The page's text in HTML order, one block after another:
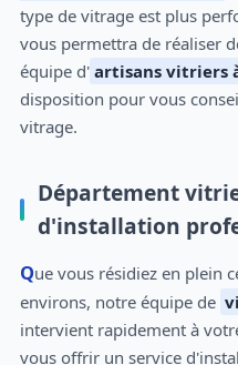
type de vitrage est plus
vous permettra de réaliser
équipe d' artisans vitriers
disposition pour vous
vitrage.
Département
d'installation
Que vous résidiez en plein centre de Le Crès ou dans ses
environs, notre équipe de
intervient rapidement à
vous offrir un service